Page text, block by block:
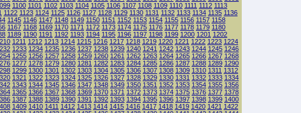
1100 1101 1102 1103 1104 1105 1106 1107 1108 1109 1110 1111 1112 1113
1122 1123 1124 1125 1126 1127 1128 1129 1130 1131 1132 1133 1134 1135 1136
1145 1146 1147 1148 1149 1150 1151 1152 1153 1154 1155 1156 1157 1158
1167 1168 1169 1170 1171 1172 1173 1174 1175 1176 1177 1178 1179 1180
1189 1190 1191 1192 1193 1194 1195 1196 1197 1198 1199 1200 1201 1202
1211 1212 1213 1214 1215 1216 1217 1218 1219 1220 1221 1222 1223 1224
1233 1234 1235 1236 1237 1238 1239 1240 1241 1242 1243 1244 1245 1246
1255 1256 1257 1258 1259 1260 1261 1262 1263 1264 1265 1266 1267 1268
1277 1278 1279 1280 1281 1282 1283 1284 1285 1286 1287 1288 1289 1290
1299 1300 1301 1302 1303 1304 1305 1306 1307 1308 1309 1310 1311 1312
1321 1322 1323 1324 1325 1326 1327 1328 1329 1330 1331 1332 1333 1334
1343 1344 1345 1346 1347 1348 1349 1350 1351 1352 1353 1354 1355 1356
1365 1366 1367 1368 1369 1370 1371 1372 1373 1374 1375 1376 1377 1378
1387 1388 1389 1390 1391 1392 1393 1394 1395 1396 1397 1398 1399 1400
1409 1410 1411 1412 1413 1414 1415 1416 1417 1418 1419 1420 1421 1422